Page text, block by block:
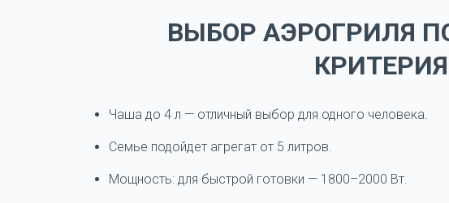
ВЫБОР АЭРОГРИЛЯ
Чаша до 4 л — отличный выбор для одного человека.
Семье подойдет агрегат от 5 литров.
Мощность: для быстрой готовки — 1800–2000 Вт.